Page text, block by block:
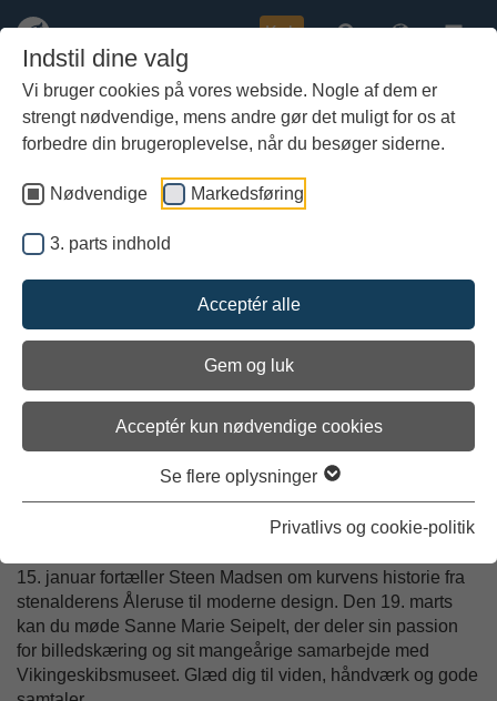
Indstil dine valg
Vi bruger cookies på vores webside. Nogle af dem er
strengt nødvendige, mens andre gør det muligt for os at
forbedre din brugeroplevelse, når du besøger siderne.
Nødvendige Markedsføring
3. parts indhold
Acceptér alle
Gem og luk
Acceptér kun nødvendige cookies
Se flere oplysninger
Privatlivs og cookie-politik
indhold
Køb
Arkiveret
MedlemsNyt 1/2026 - Start året
med spændende foredrag
15. januar fortæller Steen Madsen om kurvens historie fra
stenalderens Åleruse til moderne design. Den 19. marts
kan du møde Sanne Marie Seipelt, der deler sin passion
for billedskæring og sit mangeårige samarbejde med
Vikingeskibsmuseet. Glæd dig til viden, håndværk og gode